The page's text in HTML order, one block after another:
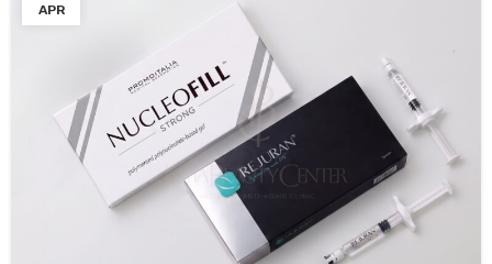
APR